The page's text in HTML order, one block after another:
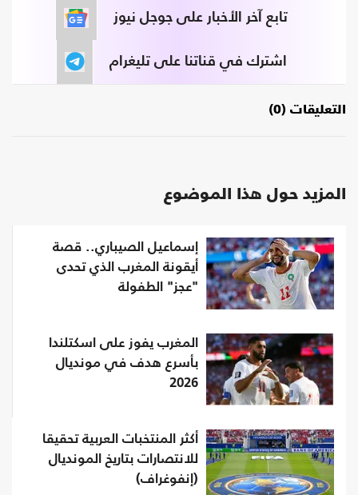
تابع آخر الأخبار على جوجل نيوز
اشترك في قناتنا على تليغرام
التعليقات (0)
المزيد حول هذا الموضوع
إسماعيل الصيباري.. قصة
أيقونة المغرب الذي تحدى
"عجز" الطفولة
المغرب يفوز على اسكتلندا
بأسرع هدف في مونديال
2026
أكثر المنتخبات العربية تحقيقا
للانتصارات بتاريخ المونديال
(إنفوغراف)